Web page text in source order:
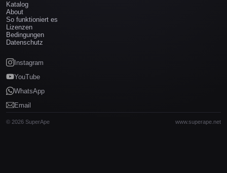
Katalog
About
So funktioniert es
Lizenzen
Bedingungen
Datenschutz
Instagram
YouTube
WhatsApp
Email
© 2026 SuperApe www.superape.net